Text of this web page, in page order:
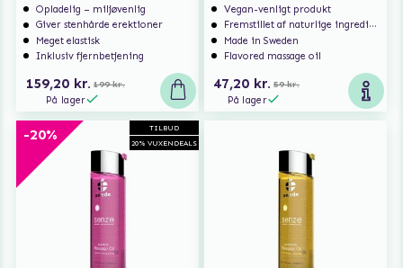
Opladelig – miljøvenlig
Giver stenhårde erektioner
Meget elastisk
Inklusiv fjernbetjening
159,20 kr. 199 kr.
På lager
Vegan-venligt produkt
Fremstillet af naturlige ingredienser
Made in Sweden
Flavored massage oil
47,20 kr. 59 kr.
På lager
TILBUD
20% VUXENDEALS
-20%